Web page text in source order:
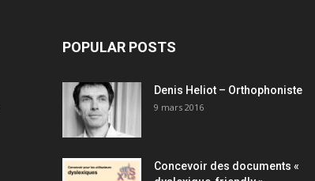
POPULAR POSTS
Denis Heliot – Orthophoniste
9 mars 2016
Concevoir des documents «